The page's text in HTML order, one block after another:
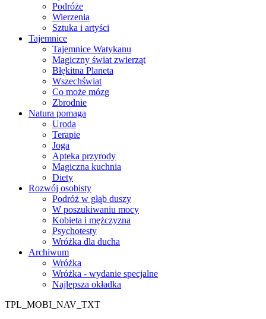
Podróże
Wierzenia
Sztuka i artyści
Tajemnice
Tajemnice Watykanu
Magiczny świat zwierząt
Błękitna Planeta
Wszechświat
Co może mózg
Zbrodnie
Natura pomaga
Uroda
Terapie
Joga
Apteka przyrody
Magiczna kuchnia
Diety
Rozwój osobisty
Podróż w głąb duszy
W poszukiwaniu mocy
Kobieta i mężczyzna
Psychotesty
Wróżka dla ducha
Archiwum
Wróżka
Wróżka - wydanie specjalne
Najlepsza okładka
TPL_MOBI_NAV_TXT